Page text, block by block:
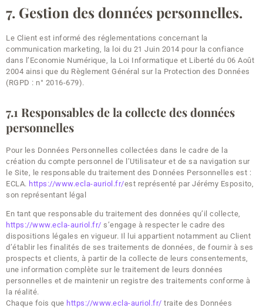
7. Gestion des données personnelles.
Le Client est informé des réglementations concernant la
communication marketing, la loi du 21 Juin 2014 pour la confiance
dans l’Economie Numérique, la Loi Informatique et Liberté du 06 Août
2004 ainsi que du Règlement Général sur la Protection des Données
(RGPD : n° 2016-679).
7.1 Responsables de la collecte des données
personnelles
Pour les Données Personnelles collectées dans le cadre de la
création du compte personnel de l’Utilisateur et de sa navigation sur
le Site, le responsable du traitement des Données Personnelles est :
ECLA. https://www.ecla-auriol.fr/est représenté par Jérémy Esposito,
son représentant légal
En tant que responsable du traitement des données qu’il collecte,
https://www.ecla-auriol.fr/ s’engage à respecter le cadre des
dispositions légales en vigueur. Il lui appartient notamment au Client
d’établir les finalités de ses traitements de données, de fournir à ses
prospects et clients, à partir de la collecte de leurs consentements,
une information complète sur le traitement de leurs données
personnelles et de maintenir un registre des traitements conforme à
la réalité.
Chaque fois que https://www.ecla-auriol.fr/ traite des Données